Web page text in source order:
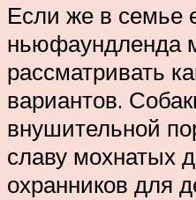
Если же в семье
ньюфаундленда
рассматривать
вариантов.
внушительной
славу мохнатых
охранников для